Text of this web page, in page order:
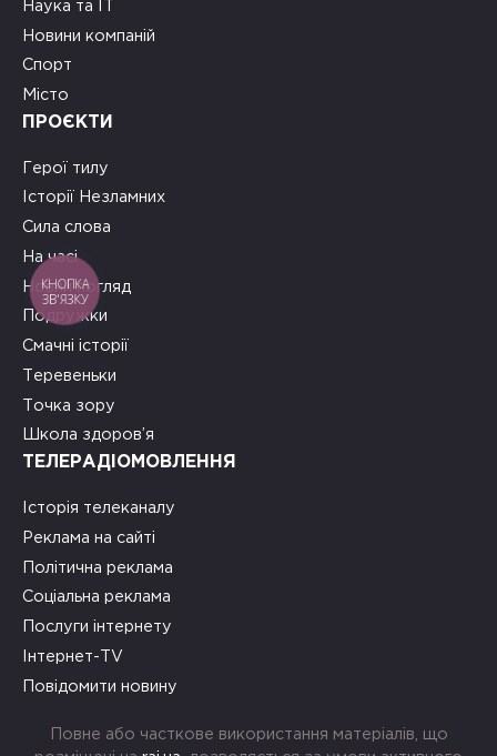
Наука та ІТ
Новини компаній
Спорт
Місто
ПРОЄКТИ
Герої тилу
Історії Незламних
Сила слова
На часі
Новий погляд
Подружки
Смачні історії
Теревеньки
Точка зору
Школа здоров’я
ТЕЛЕРАДІОМОВЛЕННЯ
Історія телеканалу
Реклама на сайті
Політична реклама
Соціальна реклама
Послуги інтернету
Інтернет-TV
Повідомити новину
Повне або часткове використання матеріалів, що
КНОПКА
ЗВ'ЯЗКУ